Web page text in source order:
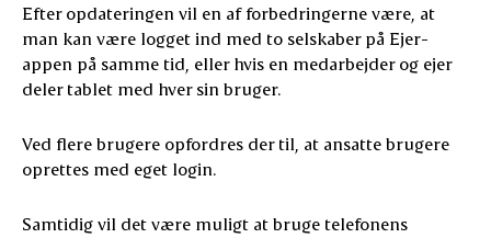
Efter opdateringen vil en af forbedringerne være, at
man kan være logget ind med to selskaber på Ejer-
appen på samme tid, eller hvis en medarbejder og ejer
deler tablet med hver sin bruger.
Ved flere brugere opfordres der til, at ansatte brugere
oprettes med eget login.
Samtidig vil det være muligt at bruge telefonens